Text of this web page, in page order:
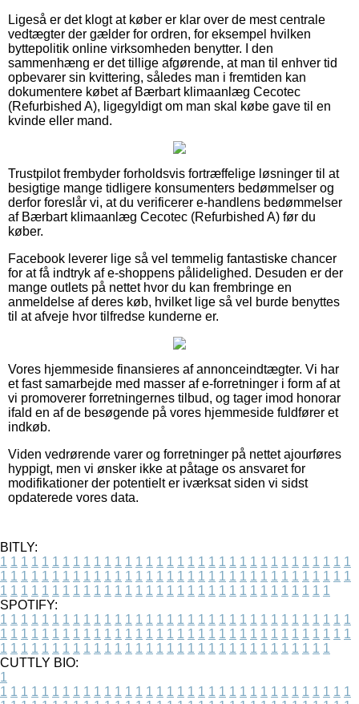
Ligeså er det klogt at køber er klar over de mest centrale
vedtægter der gælder for ordren, for eksempel hvilken
byttepolitik online virksomheden benytter. I den
sammenhæng er det tillige afgørende, at man til enhver tid
opbevarer sin kvittering, således man i fremtiden kan
dokumentere købet af Bærbart klimaanlæg Cecotec
(Refurbished A), ligegyldigt om man skal købe gave til en
kvinde eller mand.
Trustpilot frembyder forholdsvis fortræffelige løsninger til at
besigtige mange tidligere konsumenters bedømmelser og
derfor foreslår vi, at du verificerer e-handlens bedømmelser
af Bærbart klimaanlæg Cecotec (Refurbished A) før du
køber.
Facebook leverer lige så vel temmelig fantastiske chancer
for at få indtryk af e-shoppens pålidelighed. Desuden er der
mange outlets på nettet hvor du kan frembringe en
anmeldelse af deres køb, hvilket lige så vel burde benyttes
til at afveje hvor tilfredse kunderne er.
Vores hjemmeside finansieres af annonceindtægter. Vi har
et fast samarbejde med masser af e-forretninger i form af at
vi promoverer forretningernes tilbud, og tager imod honorar
ifald en af de besøgende på vores hjemmeside fuldfører et
indkøb.
Viden vedrørende varer og forretninger på nettet ajourføres
hyppigt, men vi ønsker ikke at påtage os ansvaret for
modifikationer der potentielt er iværksat siden vi sidst
opdaterede vores data.
BITLY:
1 1 1 1 1 1 1 1 1 1 1 1 1 1 1 1 1 1 1 1 1 1 1 1 1 1 1 1 1 1 1 1 1 1
1 1 1 1 1 1 1 1 1 1 1 1 1 1 1 1 1 1 1 1 1 1 1 1 1 1 1 1 1 1 1 1 1 1
1 1 1 1 1 1 1 1 1 1 1 1 1 1 1 1 1 1 1 1 1 1 1 1 1 1 1 1 1 1 1 1
SPOTIFY:
1 1 1 1 1 1 1 1 1 1 1 1 1 1 1 1 1 1 1 1 1 1 1 1 1 1 1 1 1 1 1 1 1 1
1 1 1 1 1 1 1 1 1 1 1 1 1 1 1 1 1 1 1 1 1 1 1 1 1 1 1 1 1 1 1 1 1 1
1 1 1 1 1 1 1 1 1 1 1 1 1 1 1 1 1 1 1 1 1 1 1 1 1 1 1 1 1 1 1 1
CUTTLY BIO:
1
1 1 1 1 1 1 1 1 1 1 1 1 1 1 1 1 1 1 1 1 1 1 1 1 1 1 1 1 1 1 1 1 1 1